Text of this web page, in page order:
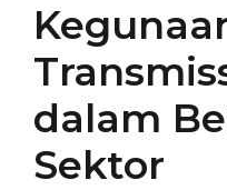
dalam
Sektor